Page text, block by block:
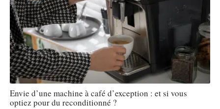
Envie d’une machine à café d’exception : et si vous
optiez pour du reconditionné ?